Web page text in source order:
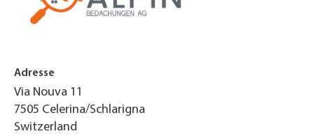
Adresse
Via Nouva 11
7505 Celerina/Schlarigna
Switzerland